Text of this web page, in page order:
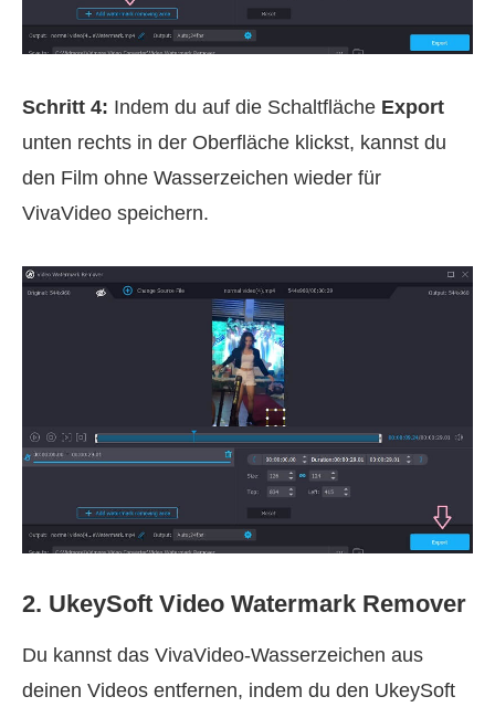
Schritt 4: Indem du auf die Schaltfläche Export
unten rechts in der Oberfläche klickst, kannst du
den Film ohne Wasserzeichen wieder für
VivaVideo speichern.
2. UkeySoft Video Watermark Remover
Du kannst das VivaVideo‑Wasserzeichen aus
deinen Videos entfernen, indem du den UkeySoft